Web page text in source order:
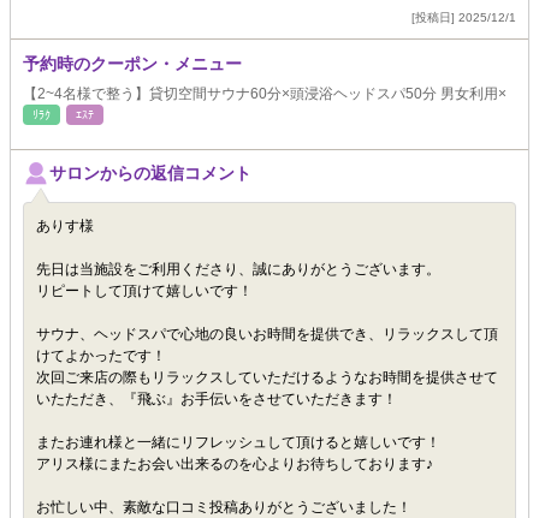
[投稿日] 2025/12/1
予約時のクーポン・メニュー
【2~4名様で整う】貸切空間サウナ60分×頭浸浴ヘッドスパ50分 男女利用×
ﾘﾗｸ ｴｽﾃ
サロンからの返信コメント
ありす様
先日は当施設をご利用くださり、誠にありがとうございます。
リピートして頂けて嬉しいです！
サウナ、ヘッドスパで心地の良いお時間を提供でき、リラックスして頂
けてよかったです！
次回ご来店の際もリラックスしていただけるようなお時間を提供させて
いたただき、『飛ぶ』お手伝いをさせていただきます！
またお連れ様と一緒にリフレッシュして頂けると嬉しいです！
アリス様にまたお会い出来るのを心よりお待ちしております♪
お忙しい中、素敵な口コミ投稿ありがとうございました！